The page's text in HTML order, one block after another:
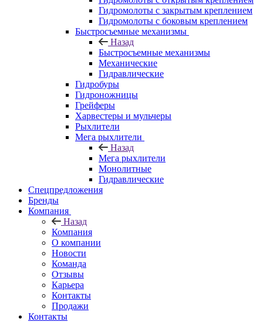
Гидромолоты с закрытым креплением
Гидромолоты с боковым креплением
Быстросъемные механизмы
Назад
Быстросъемные механизмы
Механические
Гидравлические
Гидробуры
Гидроножницы
Грейферы
Харвестеры и мульчеры
Рыхлители
Мега рыхлители
Назад
Мега рыхлители
Монолитные
Гидравлические
Спецпредложения
Бренды
Компания
Назад
Компания
О компании
Новости
Команда
Отзывы
Карьера
Контакты
Продажи
Контакты